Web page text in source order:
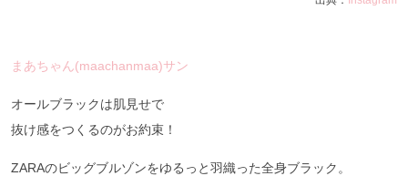
まあちゃん(maachanmaa)サン
オールブラックは肌見せで
抜け感をつくるのがお約束！
ZARAのビッグブルゾンをゆるっと羽織った全身ブラック。